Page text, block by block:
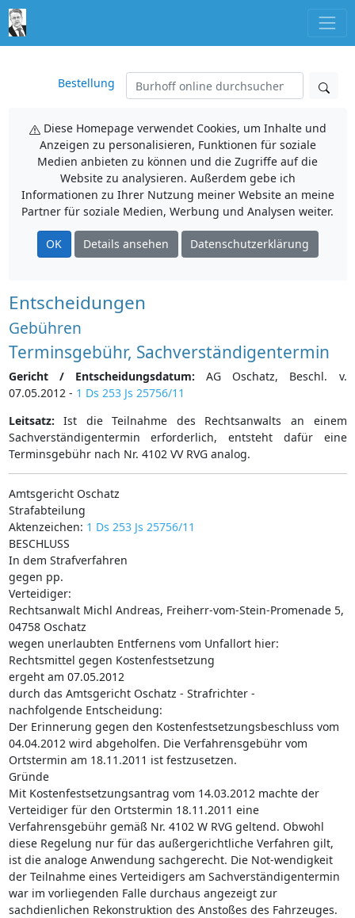
Bestellung
Diese Homepage verwendet Cookies, um Inhalte und
Anzeigen zu personalisieren, Funktionen für soziale
Medien anbieten zu können und die Zugriffe auf die
Website zu analysieren. Außerdem gebe ich
Informationen zu Ihrer Nutzung meiner Website an meine
Partner für soziale Medien, Werbung und Analysen weiter.
OK Details ansehen Datenschutzerklärung
Entscheidungen
Gebühren
Terminsgebühr, Sachverständigentermin
Gericht / Entscheidungsdatum: AG Oschatz, Beschl. v.
07.05.2012 - 1 Ds 253 Js 25756/11
Leitsatz: Ist die Teilnahme des Rechtsanwalts an einem
Sachverständigentermin erforderlich, entsteht dafür eine
Terminsgebühr nach Nr. 4102 VV RVG analog.
Amtsgericht Oschatz
Strafabteilung
Aktenzeichen: 1 Ds 253 Js 25756/11
BESCHLUSS
In dem Strafverfahren
gegen pp.
Verteidiger:
Rechtsanwalt Michl Andreas, Freiherr-vom-Stein-Promenade 5,
04758 Oschatz
wegen unerlaubten Entfernens vom Unfallort hier:
Rechtsmittel gegen Kostenfestsetzung
ergeht am 07.05.2012
durch das Amtsgericht Oschatz - Strafrichter -
nachfolgende Entscheidung:
Der Erinnerung gegen den Kostenfestsetzungsbeschluss vom
04.04.2012 wird abgeholfen. Die Verfahrensgebühr vom
Ortstermin am 18.11.2011 ist festzusetzen.
Gründe
Mit Kostenfestsetzungsantrag vom 14.03.2012 machte der
Verteidiger für den Ortstermin 18.11.2011 eine
Verfahrensgebühr gemäß Nr. 4102 W RVG geltend. Obwohl
diese Regelung nur für das außergerichtliche Verfahren gilt,
ist die analoge Anwendung sachgerecht. Die Not-wendigkeit
der Teilnahme eines Verteidigers am Sachverständigentermin
war im vorliegenden Falle durchaus angezeigt zur
sachdienlichen Rekonstruktion des Anstoßes des Fahrzeuges.